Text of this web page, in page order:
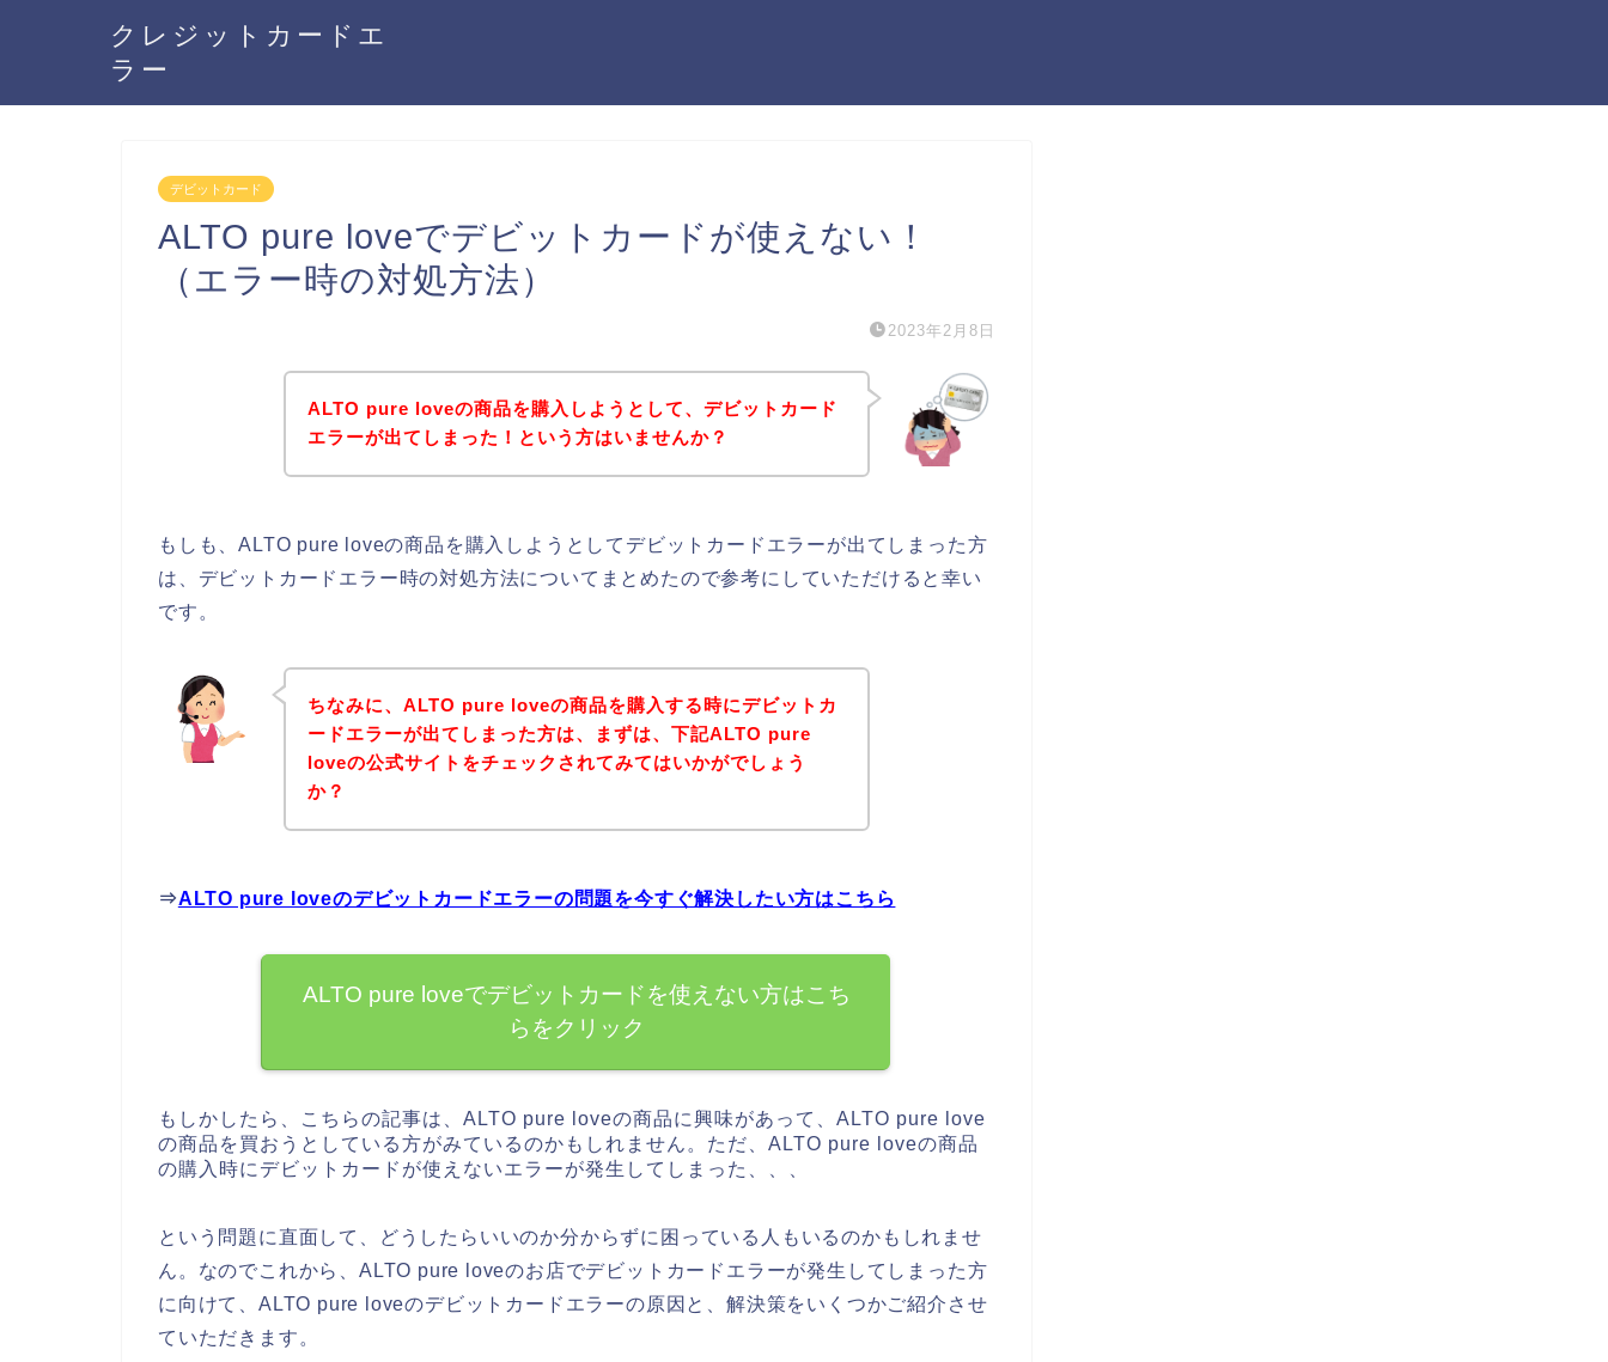
クレジットカードエ
ラー
デビットカード
ALTO pure loveでデビットカードが使えない！
（エラー時の対処方法）
2023年2月8日
ALTO pure loveの商品を購入しようとして、デビットカード
エラーが出てしまった！という方はいませんか？
もしも、ALTO pure loveの商品を購入しようとしてデビットカードエラーが出てしまった方
は、デビットカードエラー時の対処方法についてまとめたので参考にしていただけると幸い
です。
ちなみに、ALTO pure loveの商品を購入する時にデビットカ
ードエラーが出てしまった方は、まずは、下記ALTO pure
loveの公式サイトをチェックされてみてはいかがでしょう
か？
⇒ALTO pure loveのデビットカードエラーの問題を今すぐ解決したい方はこちら
ALTO pure loveでデビットカードを使えない方はこち
らをクリック
もしかしたら、こちらの記事は、ALTO pure loveの商品に興味があって、ALTO pure love
の商品を買おうとしている方がみているのかもしれません。ただ、ALTO pure loveの商品
の購入時にデビットカードが使えないエラーが発生してしまった、、、
という問題に直面して、どうしたらいいのか分からずに困っている人もいるのかもしれませ
ん。なのでこれから、ALTO pure loveのお店でデビットカードエラーが発生してしまった方
に向けて、ALTO pure loveのデビットカードエラーの原因と、解決策をいくつかご紹介させ
ていただきます。